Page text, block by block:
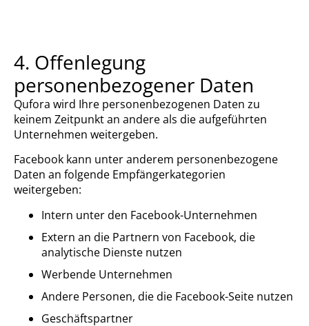
4. Offenlegung
personenbezogener Daten
Qufora wird Ihre personenbezogenen Daten zu
keinem Zeitpunkt an andere als die aufgeführten
Unternehmen weitergeben.
Facebook kann unter anderem personenbezogene
Daten an folgende Empfängerkategorien
weitergeben:
Intern unter den Facebook-Unternehmen
Extern an die Partnern von Facebook, die
analytische Dienste nutzen
Werbende Unternehmen
Andere Personen, die die Facebook-Seite nutzen
Geschäftspartner